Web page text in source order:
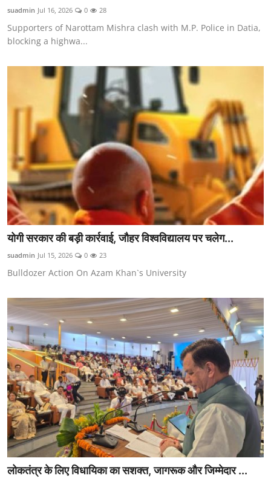
suadmin Jul 16, 2026 0 28
Supporters of Narottam Mishra clash with M.P. Police in Datia,
blocking a highwa...
योगी सरकार की बड़ी कार्रवाई, जौहर विश्वविद्यालय पर चलेग...
suadmin Jul 15, 2026 0 23
Bulldozer Action On Azam Khan`s University
लोकतंत्र के लिए विधायिका का सशक्त, जागरूक और जिम्मेदार ...